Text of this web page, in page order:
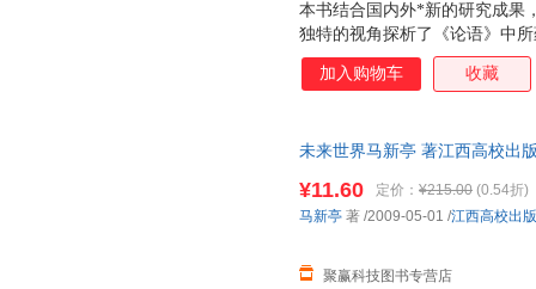
本书结合国内外*新的研究成果
独特的视角探析了《论语》中
译文、解读四部分，重点在疏
会价值。
加入购物车 收藏
未来世界马新亭 著江西高校出
¥11.60 定价： ¥215.00 (0.54折)
聚赢科技图书专营店
马新亭 著 /2009-05-01 /江西高校出